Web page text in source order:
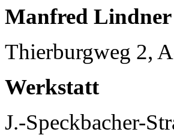
Manfred
Thierburgweg 2,
Werkstatt
J.-Speckbacher-